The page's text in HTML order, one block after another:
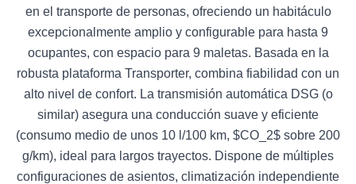
en el transporte de personas, ofreciendo un habitáculo
excepcionalmente amplio y configurable para hasta 9
ocupantes, con espacio para 9 maletas. Basada en la
robusta plataforma Transporter, combina fiabilidad con un
alto nivel de confort. La transmisión automática DSG (o
similar) asegura una conducción suave y eficiente
(consumo medio de unos 10 l/100 km, $CO_2$ sobre 200
g/km), ideal para largos trayectos. Dispone de múltiples
configuraciones de asientos, climatización independiente